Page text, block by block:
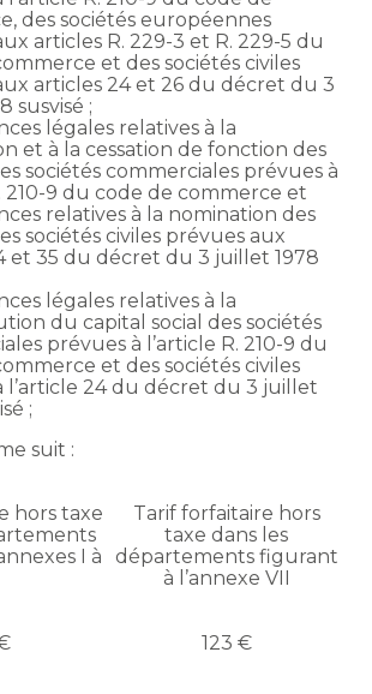
des sociétés européennes
articles R. 229-3 et R. 229-5 du
et des sociétés civiles
articles 24 et 26 du décret du 3
susvisé ;
légales relatives à la
et à la cessation de fonction des
sociétés commerciales prévues à
210-9 du code de commerce et
relatives à la nomination des
sociétés civiles prévues aux
et 35 du décret du 3 juillet 1978
légales relatives à la
du capital social des sociétés
prévues à l’article R. 210-9 du
et des sociétés civiles
l’article 24 du décret du 3 juillet
;
suit :
hors taxe
I à
Tarif forfaitaire hors
taxe dans les
départements figurant
à l’annexe VII
123 €